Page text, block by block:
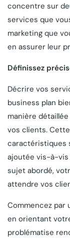
concentre sur
services que
marketing que
en assurer leur
Définissez
Décrire vos
business plan
manière
vos clients.
caractéristiques
ajoutée vis-à-
sujet abordé,
attendre vos
Commencez par
en orientant
problématise